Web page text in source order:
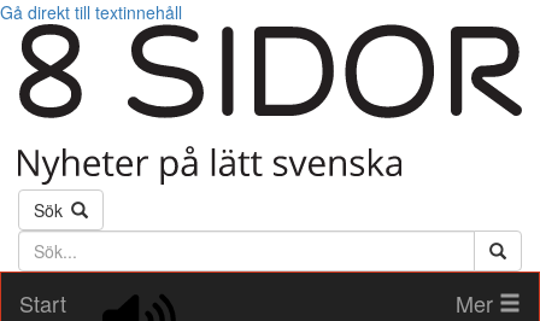
Gå direkt till textinnehåll
Sök
Söktext
Start
Mer